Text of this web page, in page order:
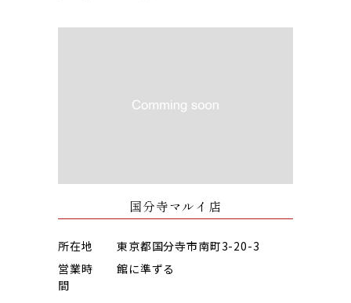
国分寺マルイ店
所在地
東京都国分寺市南町3-20-3
営業時
間
館に準ずる